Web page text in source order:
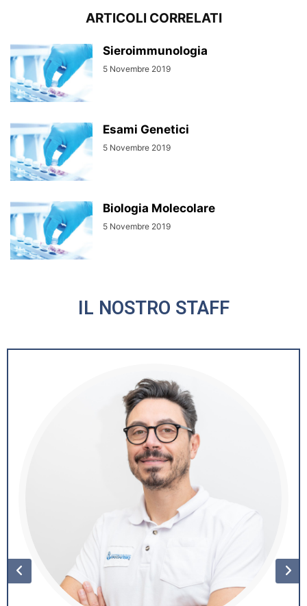
ARTICOLI CORRELATI
Sieroimmunologia
5 Novembre 2019
Esami Genetici
5 Novembre 2019
Biologia Molecolare
5 Novembre 2019
IL NOSTRO STAFF